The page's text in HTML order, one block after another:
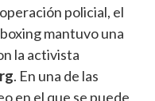
policial, el
mantuvo una
la activista
. En una de las
en el que se puede